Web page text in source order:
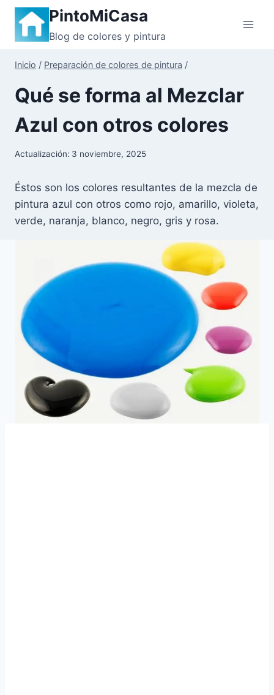
Saltar
contenido
PintoMiCasa
Blog de colores y pintura
Inicio / Preparación de colores de pintura /
Qué se forma al Mezclar
Azul con otros colores
Actualización: 3 noviembre, 2025
Éstos son los colores resultantes de la mezcla de
pintura azul con otros como rojo, amarillo, violeta,
verde, naranja, blanco, negro, gris y rosa.